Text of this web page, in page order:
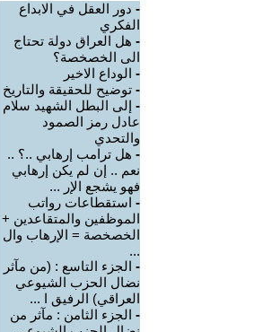
- دور العقل في الابداع
الفكري
- هل العراق دولة تحتاج
الى الخصخصة؟
- الوداع الاخير
- توضيح للحقيقة والتاريخ
- إلى البطل الشهيد سلام
عادل رمز الصمود
والتحدي
- هل ترامب إرهابي ..؟ ..
نعم .. إن لم يكن إرهابي
فهو يشجع الإر ...
- استقطاعات رواتب
الموظفين والمتقاعدين +
الخصخصة = الإرهاب وال
...
- الجزء التاسع : (من مآثر
نضال الحزب الشيوعي
العراقي) الرفيق ا ...
- الجزء الثامن : مآثر من